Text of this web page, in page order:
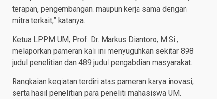
terapan, pengembangan, maupun kerja sama dengan
mitra terkait,” katanya.
Ketua LPPM UM, Prof. Dr. Markus Diantoro, M.Si.,
melaporkan pameran kali ini menyuguhkan sekitar 898
judul penelitian dan 489 judul pengabdian masyarakat.
Rangkaian kegiatan terdiri atas pameran karya inovasi,
serta hasil penelitian para peneliti mahasiswa UM.